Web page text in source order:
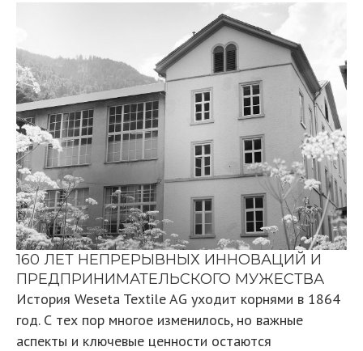
160 ЛЕТ НЕПРЕРЫВНЫХ ИННОВАЦИЙ И
ПРЕДПРИНИМАТЕЛЬСКОГО МУЖЕСТВА
История Weseta Textile AG уходит корнями в 1864
год. С тех пор многое изменилось, но важные
аспекты и ключевые ценности остаются